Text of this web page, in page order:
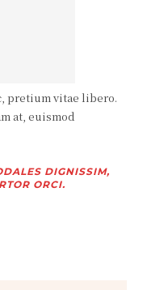
pretium vitae libero.
at, euismod
DIGNISSIM,
ORCI.